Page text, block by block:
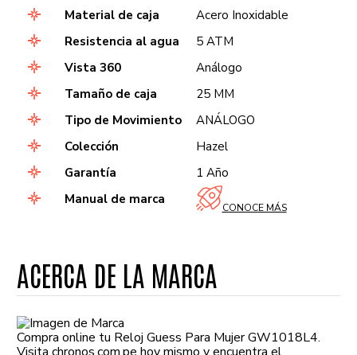
Material de caja
Acero Inoxidable
Resistencia al agua
5 ATM
Vista 360
Análogo
Tamaño de caja
25 MM
Tipo de Movimiento
ANÁLOGO
Colección
Hazel
Garantía
1 Año
Manual de marca
CONOCE MÁS
ACERCA DE LA MARCA
Compra online tu Reloj Guess Para Mujer GW1018L4.